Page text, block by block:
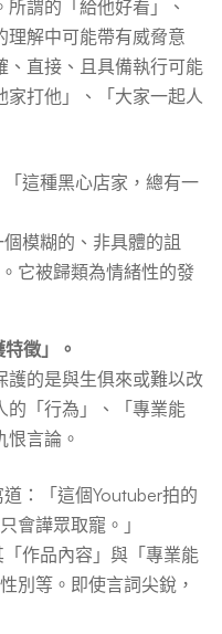
謂的「給他好看」、
理解中可能帶有威脅意
、直接、且具備執行可能
家打他」、「大家一起人
這種黑心店家，總有一
個模糊的、非具體的詛
它被歸類為情緒性的發
徵」。
護的是與生俱來或難以改
的「行為」、「專業能
言論。
：「這個Youtuber拍的
會譁眾取寵。」
作品內容」與「專業能
別等。即使言詞尖銳，